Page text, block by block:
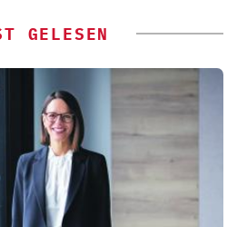
GELESEN